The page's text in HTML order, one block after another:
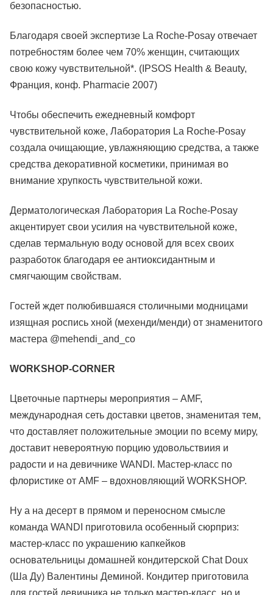
безопасностью.
Благодаря своей экспертизе La Roche-Posay отвечает
потребностям более чем 70% женщин, считающих
свою кожу чувствительной*. (IPSOS Health & Beauty,
Франция, конф. Pharmacie 2007)
Чтобы обеспечить ежедневный комфорт
чувствительной коже, Лаборатория La Roche-Posay
создала очищающие, увлажняющию средства, а также
средства декоративной косметики, принимая во
внимание хрупкость чувствительной кожи.
Дерматологическая Лаборатория La Roche-Posay
акцентирует свои усилия на чувствительной коже,
сделав термальную воду основой для всех своих
разработок благодаря ее антиоксидантным и
смягчающим свойствам.
Гостей ждет полюбившаяся столичными модницами
изящная роспись хной (мехенди/менди) от знаменитого
мастера @mehendi_and_co
WORKSHOP-CORNER
Цветочные партнеры мероприятия – AMF,
международная сеть доставки цветов, знаменитая тем,
что доставляет положительные эмоции по всему миру,
доставит невероятную порцию удовольствиия и
радости и на девичнике WANDI. Мастер-класс по
флористике от AMF – вдохновляющий WORKSHOP.
Ну а на десерт в прямом и переносном смысле
команда WANDI приготовила особенный сюрприз:
мастер-класс по украшению капкейков
основательницы домашней кондитерской Сhat Doux
(Ша Ду) Валентины Деминой. Кондитер приготовила
для гостей девичника не только мастер-класс, но и